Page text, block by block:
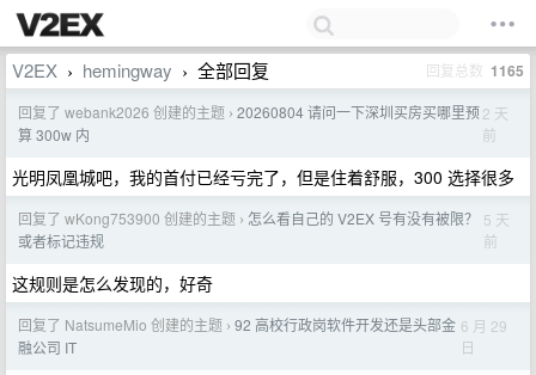
V2EX › hemingway › 全部回复 回复总数 1165
回复了 webank2026 创建的主题 › 20260804 请问一下深圳买房买哪里预
算 300w 内
2 天
前
光明凤凰城吧，我的首付已经亏完了，但是住着舒服，300 选择很多
回复了 wKong753900 创建的主题 › 怎么看自己的 V2EX 号有没有被限？
或者标记违规
5 天
前
这规则是怎么发现的，好奇
回复了 NatsumeMio 创建的主题 › 92 高校行政岗软件开发还是头部金
融公司 IT
6 月 29
日